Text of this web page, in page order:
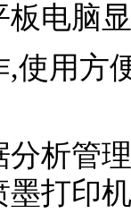
脑显
用方便
管理
打印